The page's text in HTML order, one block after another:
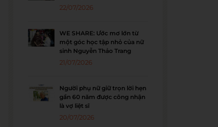
22/07/2026
WE SHARE: Ước mơ lớn từ
một góc học tập nhỏ của nữ
sinh Nguyễn Thảo Trang
21/07/2026
Người phụ nữ giữ trọn lời hẹn
gần 60 năm được công nhận
là vợ liệt sĩ
20/07/2026